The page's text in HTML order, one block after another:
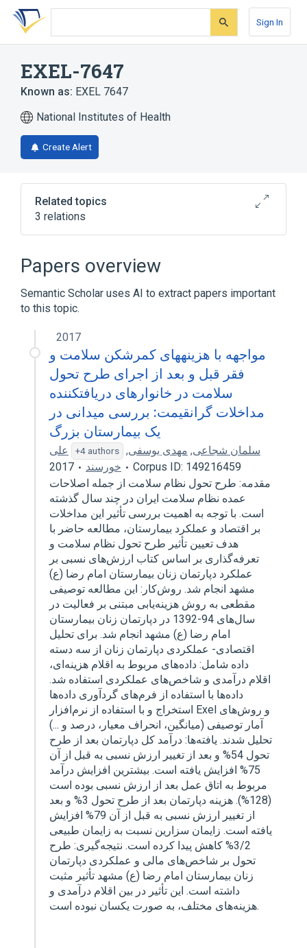
Skip
search
Skip
Skip
account
Sign In
EXEL-7647
Known as: EXEL 7647
National Institutes of Health
Create Alert
Related topics
3 relations
KD019
XL647
Broader( 1)
Tesevatinib
Papers overview
Semantic Scholar uses AI to extract papers important
to this topic.
2017
مواجهه با هزینههای کمرشکن سلامت و
فقر قبل و بعد از اجرای طرح تحول
سلامت در خانوارهای دریافتکننده
مداخلات گرانقیمت: بررسی میدانی در
یک بیمارستان بزرگ
سلمان شجاعی, مهدی یوسفی,
+4 authors
علی
خورسند
2017
Corpus ID: 149216459
مقدمه: طرح تحول نظام سلامت از جمله اصلاحات
عمده نظام سلامت ایران در چند سال گذشته
است. با توجه به اهمیت بررسی تأثیر این مداخلات
بر اقتصاد و عملکرد بیمارستان، مطالعه حاضر با
هدف تعیین تأثیر طرح تحول نظام سلامت و
تعرفه‌گذاری بر اساس کتاب ارزش‌های نسبی بر
عملکرد دپارتمان زنان بیمارستان امام رضا (ع)
مشهد انجام شد. روش‌کار: این مطالعه توصیفی
مقطعی به روش هزینه‌یابی مبتنی بر فعالیت در
سال‌های 94-1392 در دپارتمان زنان بیمارستان
امام رضا (ع) مشهد انجام شد. برای تحلیل
اقتصادی- عملکردی دپارتمان زنان از سه دسته
داده شامل: داده‌های مربوط به اقلام هزینه‌ای،
اقلام درآمدی و شاخص‌های عملکردی استفاده شد.
داده‌ها با استفاده از فرم‌های گردآوری داده‌ها
استخراج و با استفاده از نرم‌افزار Exel و روش‌های
آمار توصیفی (میانگین، انحراف معیار، درصد و ...)
تحلیل شدند. یافته‌ها: درآمد کل دپارتمان بعد از طرح
تحول 54% و بعد از تغییر ارزش نسبی به قبل از آن
75% افزایش یافته است. بیشترین افزایش درآمد
مربوط به اتاق عمل بعد از ارزش نسبی بوده است
(128%). هزینه دپارتمان بعد از طرح تحول 3% و بعد
از تغییر ارزش نسبی به قبل از آن 79% افزایش
یافته است. زایمان سزارین نسبت به زایمان طبیعی
3/2% کاهش پیدا کرده است. نتیجه‌گیری: طرح
تحول بر شاخص‌های مالی و عملکردی دپارتمان
زنان بیمارستان امام رضا (ع) مشهد تأثیر مثبت
داشته است. این تأثیر در بین اقلام درآمدی و
هزینه‌های مختلف، به صورت یکسان نبوده است.